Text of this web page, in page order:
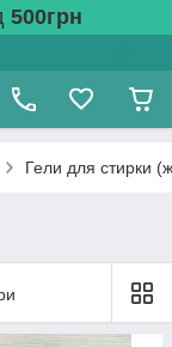
500грн
Гели для стирки